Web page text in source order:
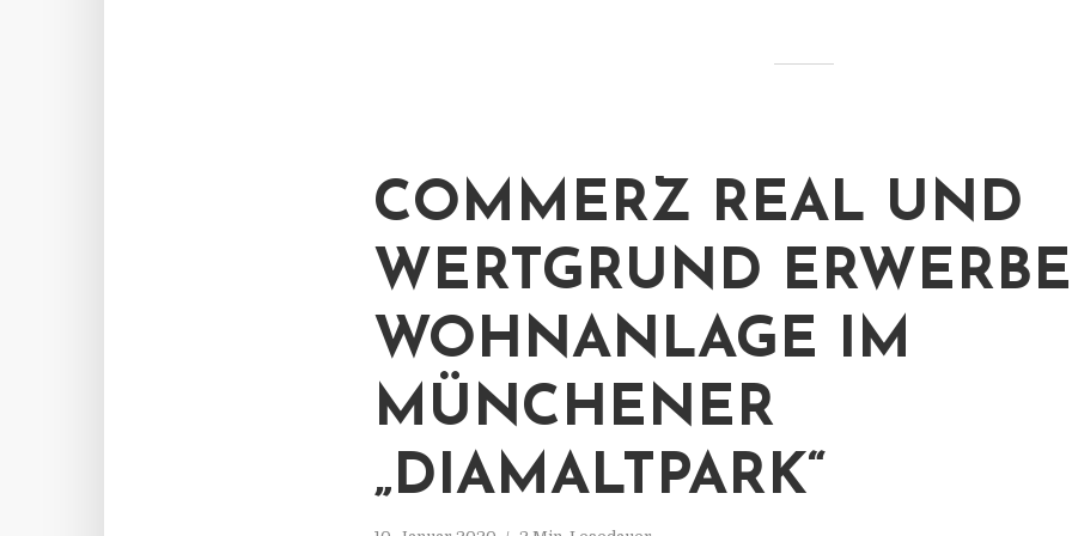
COMMERZ REAL UND
WERTGRUND
WOHNANLAGE IM
MÜNCHENER
„DIAMALTPARK“